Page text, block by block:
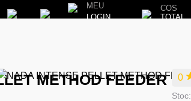
MEU
LOGIN
COS
TOTAL
METHOD FEEDER
0
Stoc: